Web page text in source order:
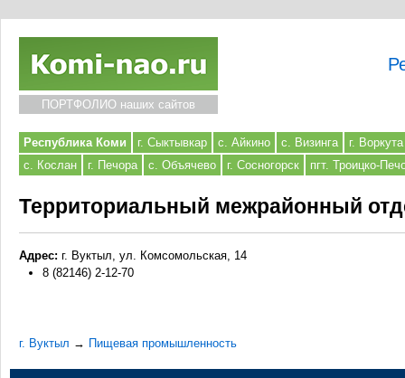
ПОРТФОЛИО наших сайтов
Республика Коми г. Сыктывкар с. Айкино с. Визинга
г. Воркута
с. Кослан
г. Печора с. Объячево г. Сосногорск пгт. Троицко-
Территориальный межрайонный
Адрес: г. Вуктыл, ул. Комсомольская, 14
8 (82146) 2-12-70
г. Вуктыл → Пищевая промышленность